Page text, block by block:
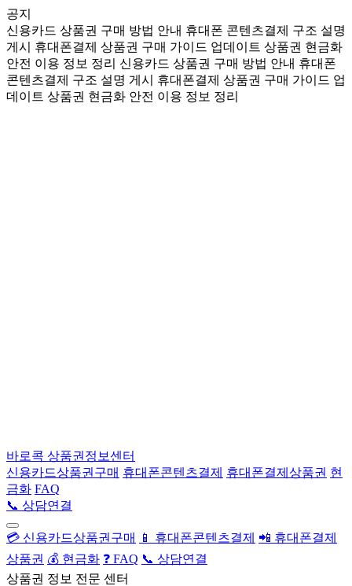
공지
신용카드 상품권 구매 방법 안내 휴대폰 콘텐츠결제 구조 설명
게시
휴대폰결제 상품권 구매 가이드 업데이트 상품권 현금화
안전 이용 정보 정리 신용카드 상품권 구매 방법 안내 휴대폰
콘텐츠결제 구조 설명 게시
휴대폰결제 상품권 구매 가이드 업
데이트 상품권 현금화 안전 이용 정보 정리
바로콕 상품권정보센터
신용카드상품권구매 휴대폰콘텐츠결제 휴대폰결제상품권 현
금화 FAQ
📞 상담연결
💳 신용카드상품권구매 📱 휴대폰콘텐츠결제 📲 휴대폰결제
상품권 💰 현금화 ❓ FAQ 📞 상담연결
상품권 정보 전문 센터